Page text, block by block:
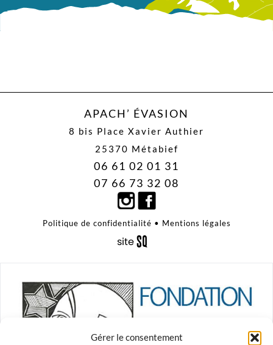
Gérer le consentement
APACH’ ÉVASION
8 bis Place Xavier Authier
25370 Métabief
06 61 02 01 31
07 66 73 32 08
Politique de confidentialité • Mentions légales
siteS q